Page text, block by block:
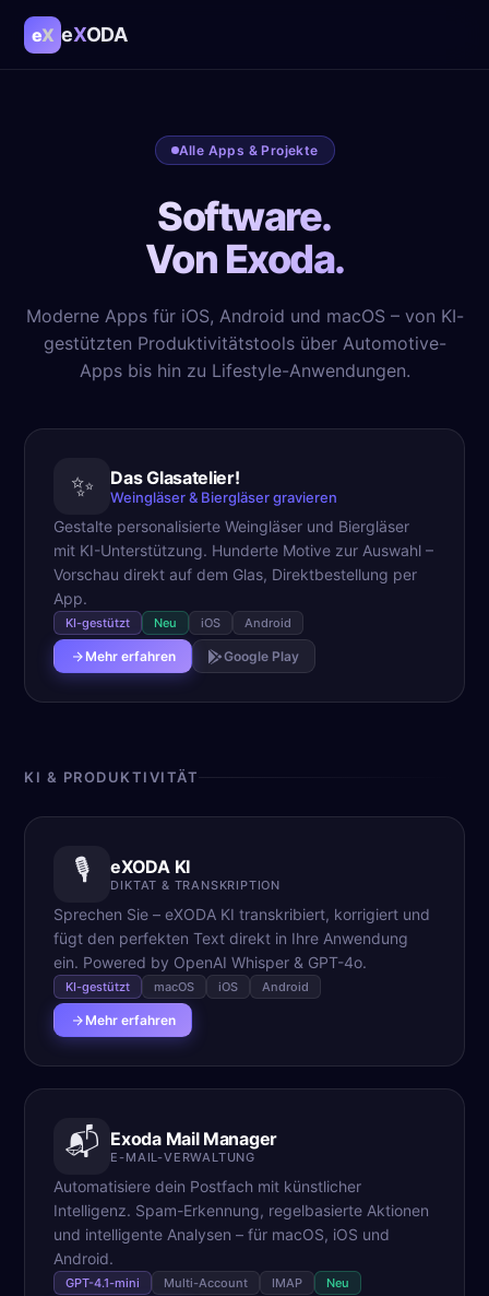
eX eXODA
Alle Apps & Projekte
Software.
Von Exoda.
Moderne Apps für iOS, Android und macOS – von KI-
gestützten Produktivitätstools über Automotive-
Apps bis hin zu Lifestyle-Anwendungen.
✨ Das Glasatelier!
Weingläser & Biergläser gravieren
Gestalte personalisierte Weingläser und Biergläser
mit KI-Unterstützung. Hunderte Motive zur Auswahl –
Vorschau direkt auf dem Glas, Direktbestellung per
App.
KI-gestützt Neu iOS Android
Mehr erfahren Google Play
KI & PRODUKTIVITÄT
🎙️ eXODA KI
DIKTAT & TRANSKRIPTION
Sprechen Sie – eXODA KI transkribiert, korrigiert und
fügt den perfekten Text direkt in Ihre Anwendung
ein. Powered by OpenAI Whisper & GPT-4o.
KI-gestützt macOS iOS Android
Mehr erfahren
📬 Exoda Mail Manager
E-MAIL-VERWALTUNG
Automatisiere dein Postfach mit künstlicher
Intelligenz. Spam-Erkennung, regelbasierte Aktionen
und intelligente Analysen – für macOS, iOS und
Android.
GPT-4.1-mini Multi-Account IMAP Neu